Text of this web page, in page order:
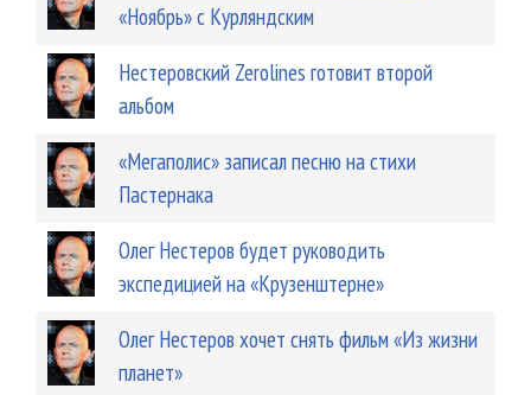
«Ноябрь» с Курляндским
Нестеровский Zerolines готовит второй
альбом
«Мегаполис» записал песню на стихи
Пастернака
Олег Нестеров будет руководить
экспедицией на «Крузенштерне»
Олег Нестеров хочет снять фильм «Из жизни
планет»